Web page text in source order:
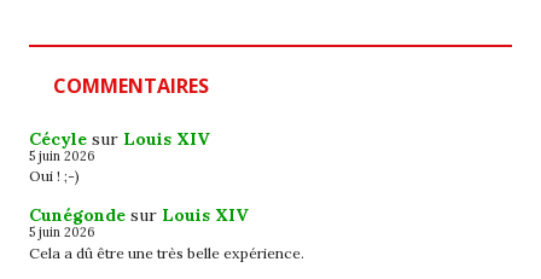
COMMENTAIRES
Cécyle sur Louis XIV
5 juin 2026
Oui ! ;-)
Cunégonde sur Louis XIV
5 juin 2026
Cela a dû être une très belle expérience.